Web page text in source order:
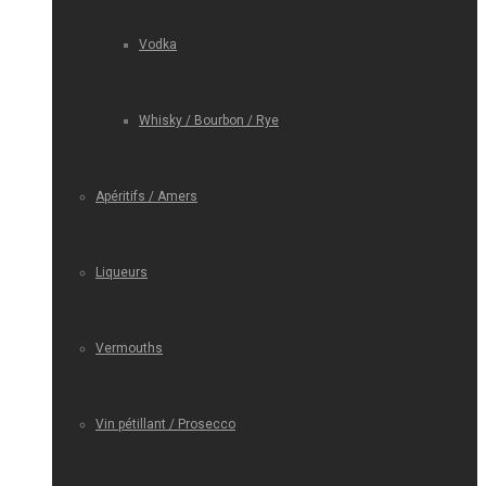
Vodka
Whisky / Bourbon / Rye
Apéritifs / Amers
Liqueurs
Vermouths
Vin pétillant / Prosecco